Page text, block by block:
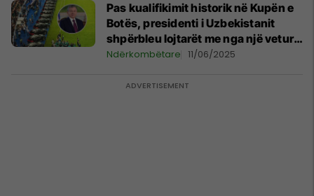
Pas kualifikimit historik në Kupën e
Botës, presidenti i Uzbekistanit
shpërbleu lojtarët me nga një veturë
luksoze
Ndërkombëtare 11/06/2025